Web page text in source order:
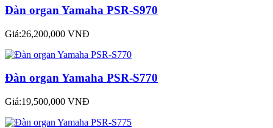
Đàn organ Yamaha PSR-S970
Giá:26,200,000 VNĐ
Đàn organ Yamaha PSR-S770
Giá:19,500,000 VNĐ